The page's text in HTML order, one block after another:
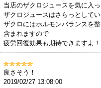
当店のザクロジュースを気に入
ザクロジュースはさらっとして
ザクロにはホルモンバランスを
含まれますので
疲労回復効果も期待できますよ！
良さそう！
2019/02/27 13:08:00